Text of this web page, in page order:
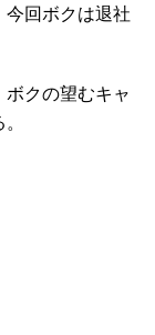
回ボクは退社
クの望むキャ